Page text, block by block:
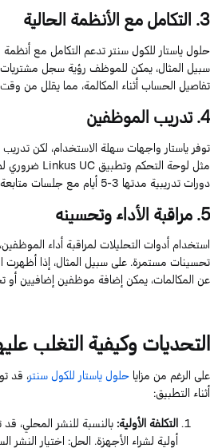
3. التكامل مع الأنظمة الحالية
حلولياستارللكولسنترتدعم التكامل مع أنظمة
سبيل المثال، يمكن للموظفرؤية سجل مشتريات
تفاصيل الحساب أثناء المكالمة، مما يقلل من
4. تدريب الموظفين
توفرياستارواجهات سهلة الاستخدام، لكن تدريب
مثل لوحة التحكم وتطبيق LinkusUC ضروري
دورات تدريبية مدتها 3
-
5أيام مع جلسات
5. مراقبة الأداء وتحسينه
استخدام أدوات التحليلات لمراقبة أداء الموظفين
تحسينات مستمرة. على سبيل المثال، إذا أظهرت
عن المكالمات، يمكن إضافةموظفينإضافيين أو
التحديات وكيفية التغلب
على الرغم من مزاياحلولياستارللكولسنتر، قد
أثناء التطبيق:
التكلفة الأولية:بالنسبة للنشر المحلي،
أولية لشراء الأجهزة. الحل: اختيار النشر